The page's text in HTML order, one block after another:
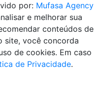
por: Mufasa Agency
e melhorar sua
conteúdos de
site, você concorda
de cookies. Em caso
de Privacidade.